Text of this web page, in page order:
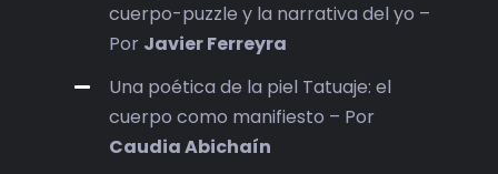
cuerpo-puzzle y la narrativa del yo –
Por Javier Ferreyra
Una poética de la piel Tatuaje: el
cuerpo como manifiesto – Por
Caudia Abichaín